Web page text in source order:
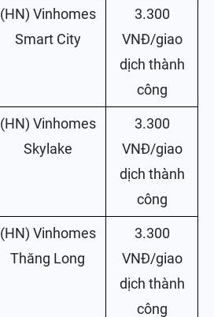
(HN) Vinhomes
Smart City
3.300
VNĐ/giao
dịch thành
công
(HN) Vinhomes
Skylake
3.300
VNĐ/giao
dịch thành
công
(HN) Vinhomes
Thăng Long
3.300
VNĐ/giao
dịch thành
công